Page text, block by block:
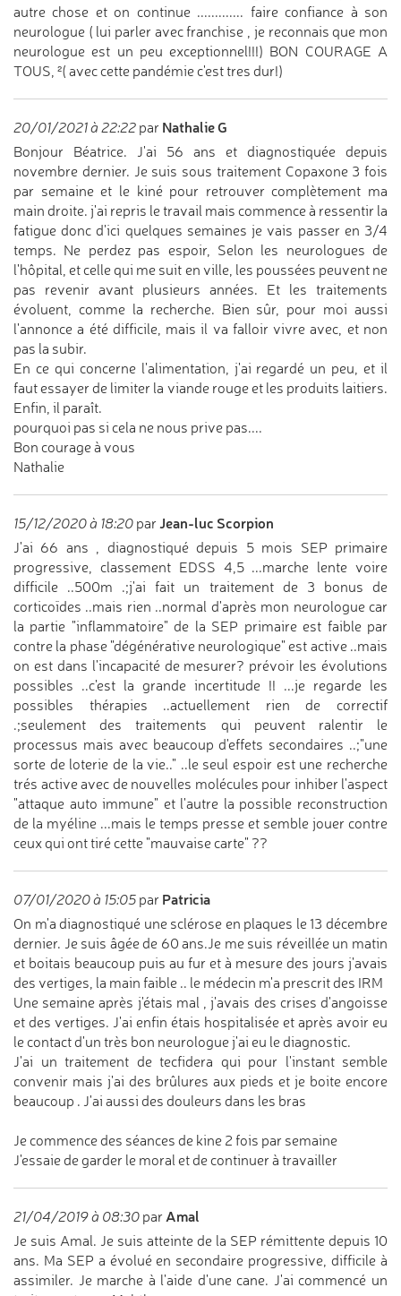
autre chose et on continue ............. faire confiance à son
neurologue ( lui parler avec franchise , je reconnais que mon
neurologue est un peu exceptionnel!!!) BON COURAGE A
TOUS, ²( avec cette pandémie c'est tres dur!)
20/01/2021 à 22:22 par Nathalie G
Bonjour Béatrice. J'ai 56 ans et diagnostiquée depuis
novembre dernier. Je suis sous traitement Copaxone 3 fois
par semaine et le kiné pour retrouver complètement ma
main droite. j'ai repris le travail mais commence à ressentir la
fatigue donc d'ici quelques semaines je vais passer en 3/4
temps. Ne perdez pas espoir, Selon les neurologues de
l'hôpital, et celle qui me suit en ville, les poussées peuvent ne
pas revenir avant plusieurs années. Et les traitements
évoluent, comme la recherche. Bien sûr, pour moi aussi
l'annonce a été difficile, mais il va falloir vivre avec, et non
pas la subir.
En ce qui concerne l'alimentation, j'ai regardé un peu, et il
faut essayer de limiter la viande rouge et les produits laitiers.
Enfin, il paraît.
pourquoi pas si cela ne nous prive pas....
Bon courage à vous
Nathalie
15/12/2020 à 18:20 par Jean-luc Scorpion
J'ai 66 ans , diagnostiqué depuis 5 mois SEP primaire
progressive, classement EDSS 4,5 ...marche lente voire
difficile ..500m .;j'ai fait un traitement de 3 bonus de
corticoïdes ..mais rien ..normal d'après mon neurologue car
la partie "inflammatoire" de la SEP primaire est faible par
contre la phase "dégénérative neurologique" est active ..mais
on est dans l'incapacité de mesurer? prévoir les évolutions
possibles ..c'est la grande incertitude !! ...je regarde les
possibles thérapies ..actuellement rien de correctif
.;seulement des traitements qui peuvent ralentir le
processus mais avec beaucoup d'effets secondaires ..;"une
sorte de loterie de la vie.." ..le seul espoir est une recherche
trés active avec de nouvelles molécules pour inhiber l'aspect
"attaque auto immune" et l'autre la possible reconstruction
de la myéline ...mais le temps presse et semble jouer contre
ceux qui ont tiré cette "mauvaise carte" ??
07/01/2020 à 15:05 par Patricia
On m'a diagnostiqué une sclérose en plaques le 13 décembre
dernier. Je suis âgée de 60 ans.Je me suis réveillée un matin
et boitais beaucoup puis au fur et à mesure des jours j'avais
des vertiges, la main faible .. le médecin m'a prescrit des IRM
Une semaine après j'étais mal , j'avais des crises d'angoisse
et des vertiges. J'ai enfin étais hospitalisée et après avoir eu
le contact d'un très bon neurologue j'ai eu le diagnostic.
J'ai un traitement de tecfidera qui pour l'instant semble
convenir mais j'ai des brûlures aux pieds et je boite encore
beaucoup . J'ai aussi des douleurs dans les bras
Je commence des séances de kine 2 fois par semaine
J'essaie de garder le moral et de continuer à travailler
21/04/2019 à 08:30 par Amal
Je suis Amal. Je suis atteinte de la SEP rémittente depuis 10
ans. Ma SEP a évolué en secondaire progressive, difficile à
assimiler. Je marche à l'aide d'une cane. J'ai commencé un